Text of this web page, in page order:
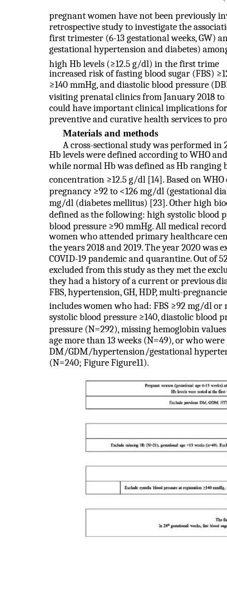
pregnant women have not been previously
retrospective study to investigate the
first trimester (6-13 gestational weeks, GW)
gestational hypertension and diabetes)
high Hb levels (≥12.5 g/dl) in the first trime
increased risk of fasting blood sugar (FBS)
≥140 mmHg, and diastolic blood pressure
visiting prenatal clinics from January 2018 to
could have important clinical implications
preventive and curative health services to
Materials and methods
A cross-sectional study was performed
Hb levels were defined according to WHO
while normal Hb was defined as Hb ranging
concentration ≥12.5 g/dl [14]. Based on
pregnancy ≥92 to <126 mg/dl (gestational
mg/dl (diabetes mellitus) [23]. Other high
defined as the following: high systolic blood
blood pressure ≥90 mmHg. All medical
women who attended primary healthcare
the years 2018 and 2019. The year 2020 was
COVID-19 pandemic and quarantine. Out of
excluded from this study as they met the
they had a history of a current or previous
FBS, hypertension, GH, HDP, multi-
includes women who had: FBS ≥92 mg/dl or
systolic blood pressure ≥140, diastolic blood
pressure (N=292), missing hemoglobin
age more than 13 weeks (N=49), or who
DM/GDM/hypertension/gestational
(N=240; Figure Figure11).